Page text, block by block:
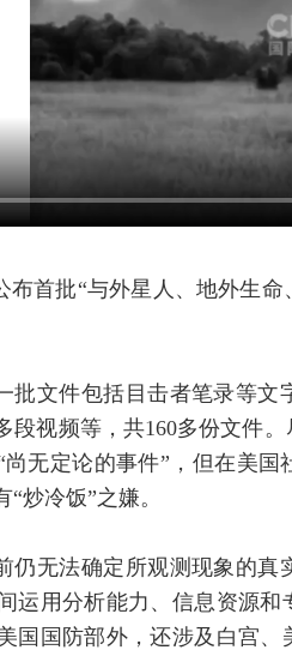
布首批“与外星人、地外生
批文件包括目击者笔录等文
段视频等，共160多份文件
无定论的事件”，但在美
炒冷饭”之嫌。
仍无法确定所观测现象的真
运用分析能力、信息资源和
国国防部外，还涉及白宫、